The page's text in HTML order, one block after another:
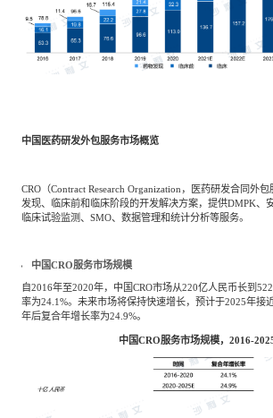
中国医药研发外包服务市场概览
CRO（Contract Research Organization，医药研发合同外包
发现、临床前和临床阶段的开发解决方案，提供DMPK、
临床试验监测、SMO、数据管理和统计分析等服务。
中国CRO服务市场规模
自2016年至2020年，中国CRO市场从220亿人民币长到
率为24.1%。未来市场将保持快速增长，预计于2025年接
年后复合年增长率为24.9%。
中国CRO服务市场规模，2016-